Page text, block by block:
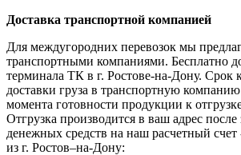
Доставка транспортной компанией
Для междугородних перевозок мы
транспортными компаниями. Бесплатно
терминала ТК в г. Ростове-на-Дону. Срок
доставки груза в транспортную
момента готовности продукции к
Отгрузка производится в ваш адрес после
денежных средств на наш расчетный счет
из г. Ростов–на-Дону: